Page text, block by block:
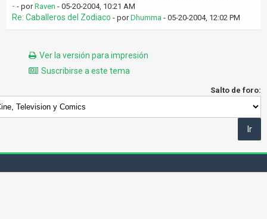
- - porRaven - 05-20-2004, 10:21 AM
Re: Caballeros del Zodiaco - porDhumma - 05-20-2004, 12:02 PM
Ver la versión para impresión
Suscribirse a este tema
Salto de foro: